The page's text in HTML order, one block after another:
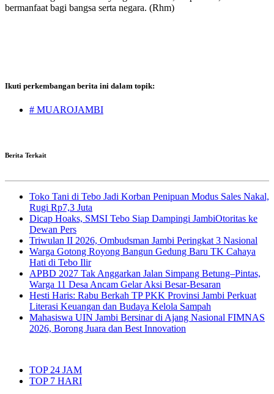
bermanfaat bagi bangsa serta negara. (Rhm)
Ikuti perkembangan berita ini dalam topik:
# MUAROJAMBI
Berita Terkait
Toko Tani di Tebo Jadi Korban Penipuan Modus Sales Nakal,
Rugi Rp7,3 Juta
Dicap Hoaks, SMSI Tebo Siap Dampingi JambiOtoritas ke
Dewan Pers
Triwulan II 2026, Ombudsman Jambi Peringkat 3 Nasional
Warga Gotong Royong Bangun Gedung Baru TK Cahaya
Hati di Tebo Ilir
APBD 2027 Tak Anggarkan Jalan Simpang Betung–Pintas,
Warga 11 Desa Ancam Gelar Aksi Besar-Besaran
Hesti Haris: Rabu Berkah TP PKK Provinsi Jambi Perkuat
Literasi Keuangan dan Budaya Kelola Sampah
Mahasiswa UIN Jambi Bersinar di Ajang Nasional FIMNAS
2026, Borong Juara dan Best Innovation
TOP 24 JAM
TOP 7 HARI